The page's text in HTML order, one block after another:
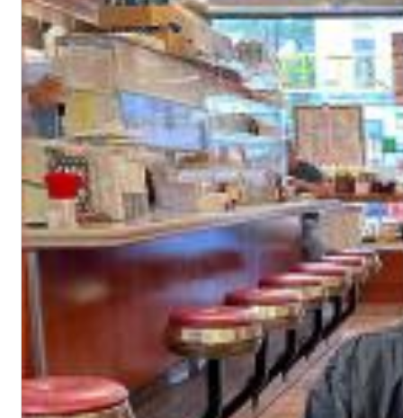
Haydn: String Quartets, Vol. 22
Leipziger Streichquartett
Genre:Classical